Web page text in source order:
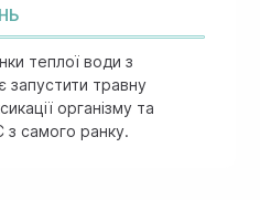
теплої води з
травну
організму та
з самого ранку.